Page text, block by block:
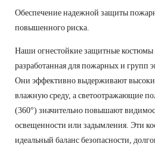
Обеспечение надежной защиты
повышенного риска.
Наши огнестойкие защитные
разработанная для пожарных и групп
Они эффективно выдерживают
влажную среду, а светоотражающие
(360°) значительно повышают
освещенности или задымления. Эти
идеальный баланс безопасности,